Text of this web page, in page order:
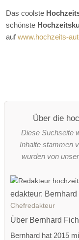
Das coolste
schönste
aufwww.hochzeits-
Über die
Diese Suchseite
Inhalte stammen
wurden von
edakteur:
Chefredakteur
Über Bernhard
Bernhard hat 2015